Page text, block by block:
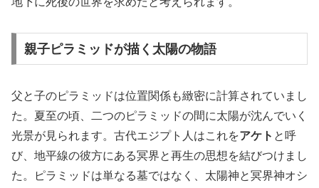
親子ピラミッドが描く太陽の物語
父と子のピラミッドは位置関係も緻密に計算されていまし
た。夏至の頃、二つのピラミッドの間に太陽が沈んでいく
光景が見られます。古代エジプト人はこれをアケト と呼
び、地平線の彼方にある冥界と再生の思想を結びつけまし
た。ピラミッドは単なる墓ではなく、太陽神と冥界神オシ